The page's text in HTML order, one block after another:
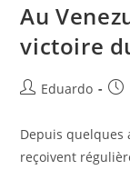
Au
victoire
Eduardo
Depuis quelques
reçoivent